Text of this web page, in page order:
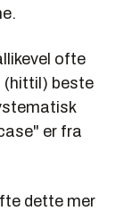
ofte
(hittil) beste
er fra
dette mer